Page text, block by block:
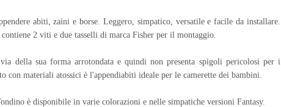
abiti, zaini e borse. Leggero, simpatico, versatile e facile da installare.
2 viti e due tasselli di marca Fisher per il montaggio.
della sua forma arrotondata e quindi non presenta spigoli pericolosi per i
con materiali atossici è l'appendiabiti ideale per le camerette dei bambini.
è disponibile in varie colorazioni e nelle simpatiche versioni Fantasy.